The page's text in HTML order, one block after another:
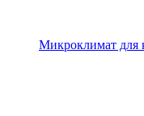
Микроклимат для